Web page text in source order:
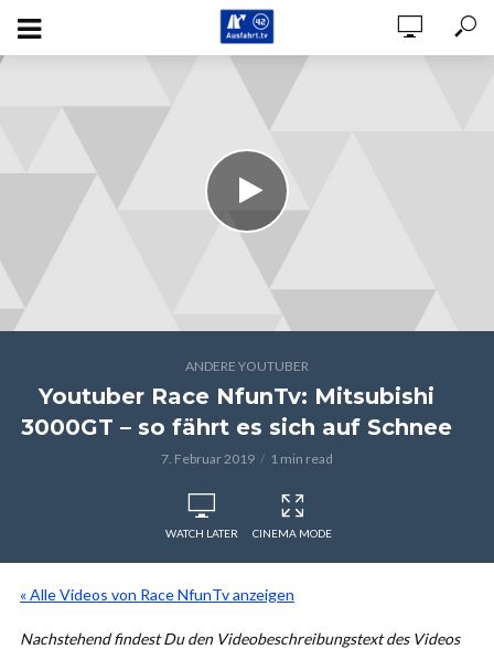
ANDERE YOUTUBER
Youtuber Race NfunTv: Mitsubishi
3000GT – so fährt es sich auf Schnee
7. Februar 2019 1 min read
WATCH LATER CINEMA MODE
« Alle Videos von Race NfunTv anzeigen
Nachstehend findest Du den Videobeschreibungstext des Videos